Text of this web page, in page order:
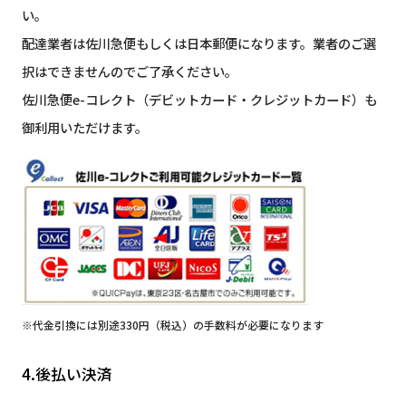
い。
配達業者は佐川急便もしくは日本郵便になります。業者のご選
択はできませんのでご了承ください。
佐川急便e-コレクト（デビットカード・クレジットカード）も
御利用いただけます。
※代金引換には別途330円（税込）の手数料が必要になります
4.後払い決済